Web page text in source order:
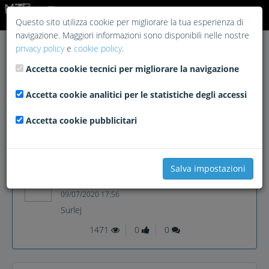
09/07/2020 17:56
Surlej
1471
0 0
Questo sito utilizza cookie per migliorare la tua esperienza di
navigazione. Maggiori informazioni sono disponibili nelle nostre
privacy policye cookie policy.
Accetta cookie tecnici per migliorare la navigazione
Accetta cookie analitici per le statistiche degli accessi
Accetta cookie pubblicitari
Salva impostazioni